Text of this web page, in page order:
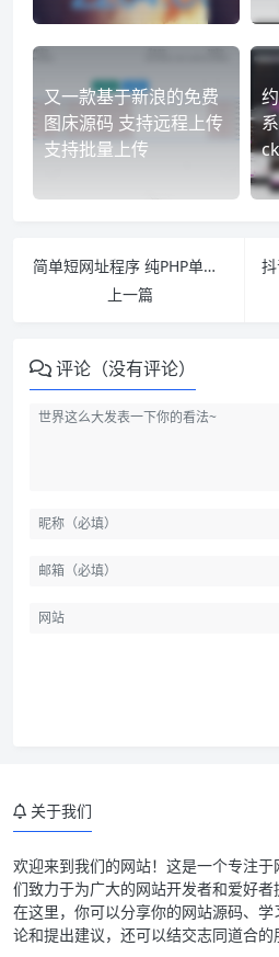
又一款基于新浪的免费
图床源码 支持远程上传
支持批量上传
简单短网址程序 纯PHP单文件网址缩短源码 无需数据库上传即用
上一篇
评论（没有评论）
文件下载
关于我们
欢迎来到我们的网站！这是一个专注
们致力于为广大的网站开发者和爱好者
在这里，你可以分享你的网站源码、
论和提出建议，还可以结交志同道合的